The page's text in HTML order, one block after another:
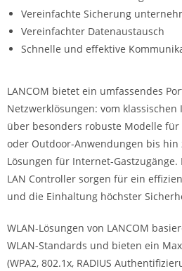
Vereinfachte Sicherung
Vereinfachter Datenaustausch
Schnelle und effektive
LANCOM bietet ein umfassendes
Netzwerklösungen: vom klassischen
über besonders robuste Modelle
oder Outdoor-Anwendungen bis hin
Lösungen für Internet-
LAN Controller sorgen für ein
und die Einhaltung höchster
WLAN-Lösungen von LANCOM
WLAN-Standards und bieten ein
(WPA2, 802.1x, RADIUS